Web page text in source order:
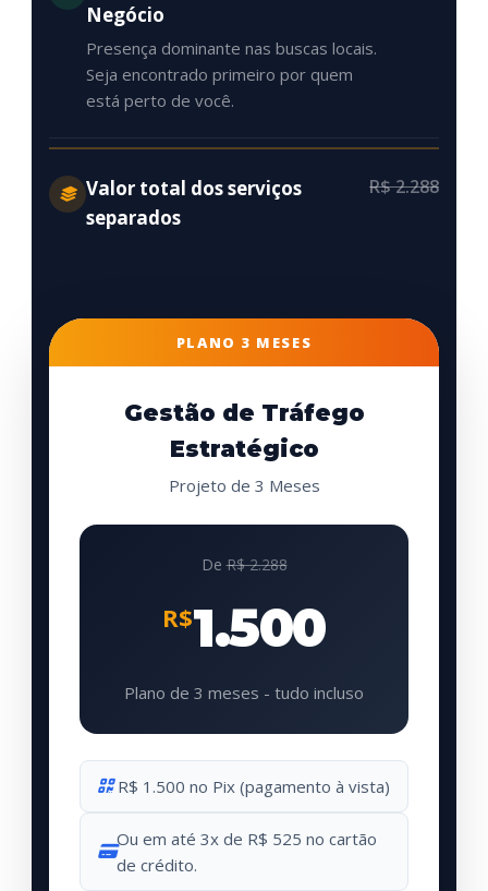
Negócio
Presença dominante nas buscas locais.
Seja encontrado primeiro por quem
está perto de você.
Valor total dos serviços
separados
R$ 2.288
PLANO 3 MESES
Gestão de Tráfego
Estratégico
Projeto de 3 Meses
DeR$ 2.288
R$1.500
Plano de 3 meses - tudo incluso
R$ 1.500 no Pix (pagamento à vista)
Ou em até 3x de R$ 525 no cartão
de crédito.